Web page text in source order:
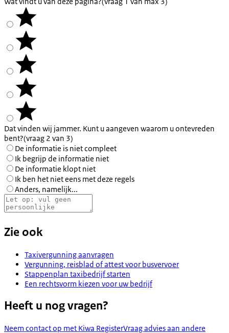
Dat vinden wij jammer. Kunt u aangeven waarom u ontevreden
bent?(vraag 2 van 3)
De informatie is niet compleet
Ik begrijp de informatie niet
De informatie klopt niet
Ik ben het niet eens met deze regels
Anders, namelijk...
Zie ook
Taxivergunning aanvragen
Vergunning, reisblad of attest voor busvervoer
Stappenplan taxibedrijf starten
Een rechtsvorm kiezen voor uw bedrijf
Heeft u nog vragen?
Neem contact op met Kiwa RegisterVraag advies aan andere